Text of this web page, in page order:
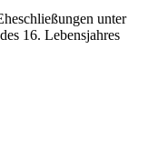
unter
16. Lebensjahres